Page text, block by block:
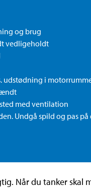
og brug
vedligeholdt
udstødning i
med ventilation
Undgå spild og pas på
Når du tanker skal